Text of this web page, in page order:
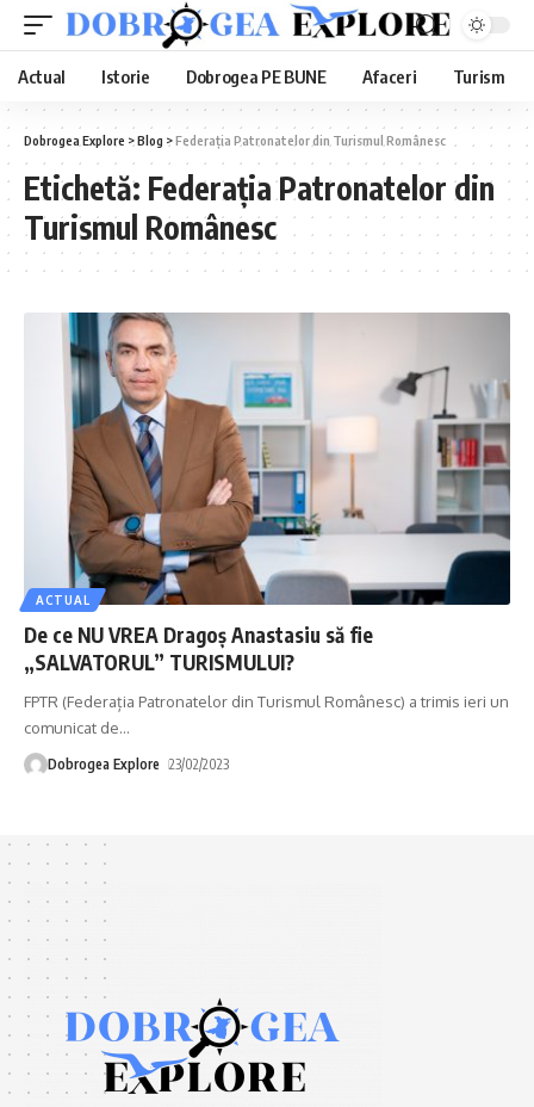
Actual Istorie Dobrogea PE BUNE Afaceri Turism
Dobrogea Explore >Blog >Federația Patronatelor din Turismul Românesc
Etichetă: Federația Patronatelor din
Turismul Românesc
ACTUAL
De ce NU VREA Dragoș Anastasiu să fie
„SALVATORUL” TURISMULUI?
FPTR (Federația Patronatelor din Turismul Românesc) a trimis ieri un
comunicat de…
Dobrogea Explore 23/02/2023